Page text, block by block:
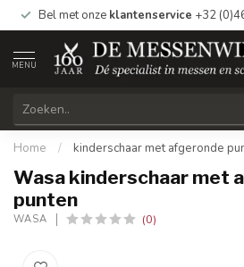
Bel met onze klantenservice +32
MENU
Home / kinderschaar met afgeronde
Wasa kinderschaar met
punten
WASA (0)